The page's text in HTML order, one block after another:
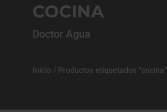
COCINA
Doctor Agua
Inicio / Productos etiquetados “cocina”